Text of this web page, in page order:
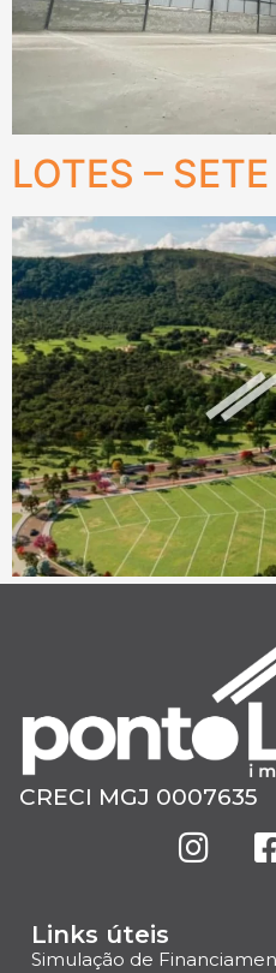
LOTES –
CRECI MGJ 0007635
Links úteis
Simulação de